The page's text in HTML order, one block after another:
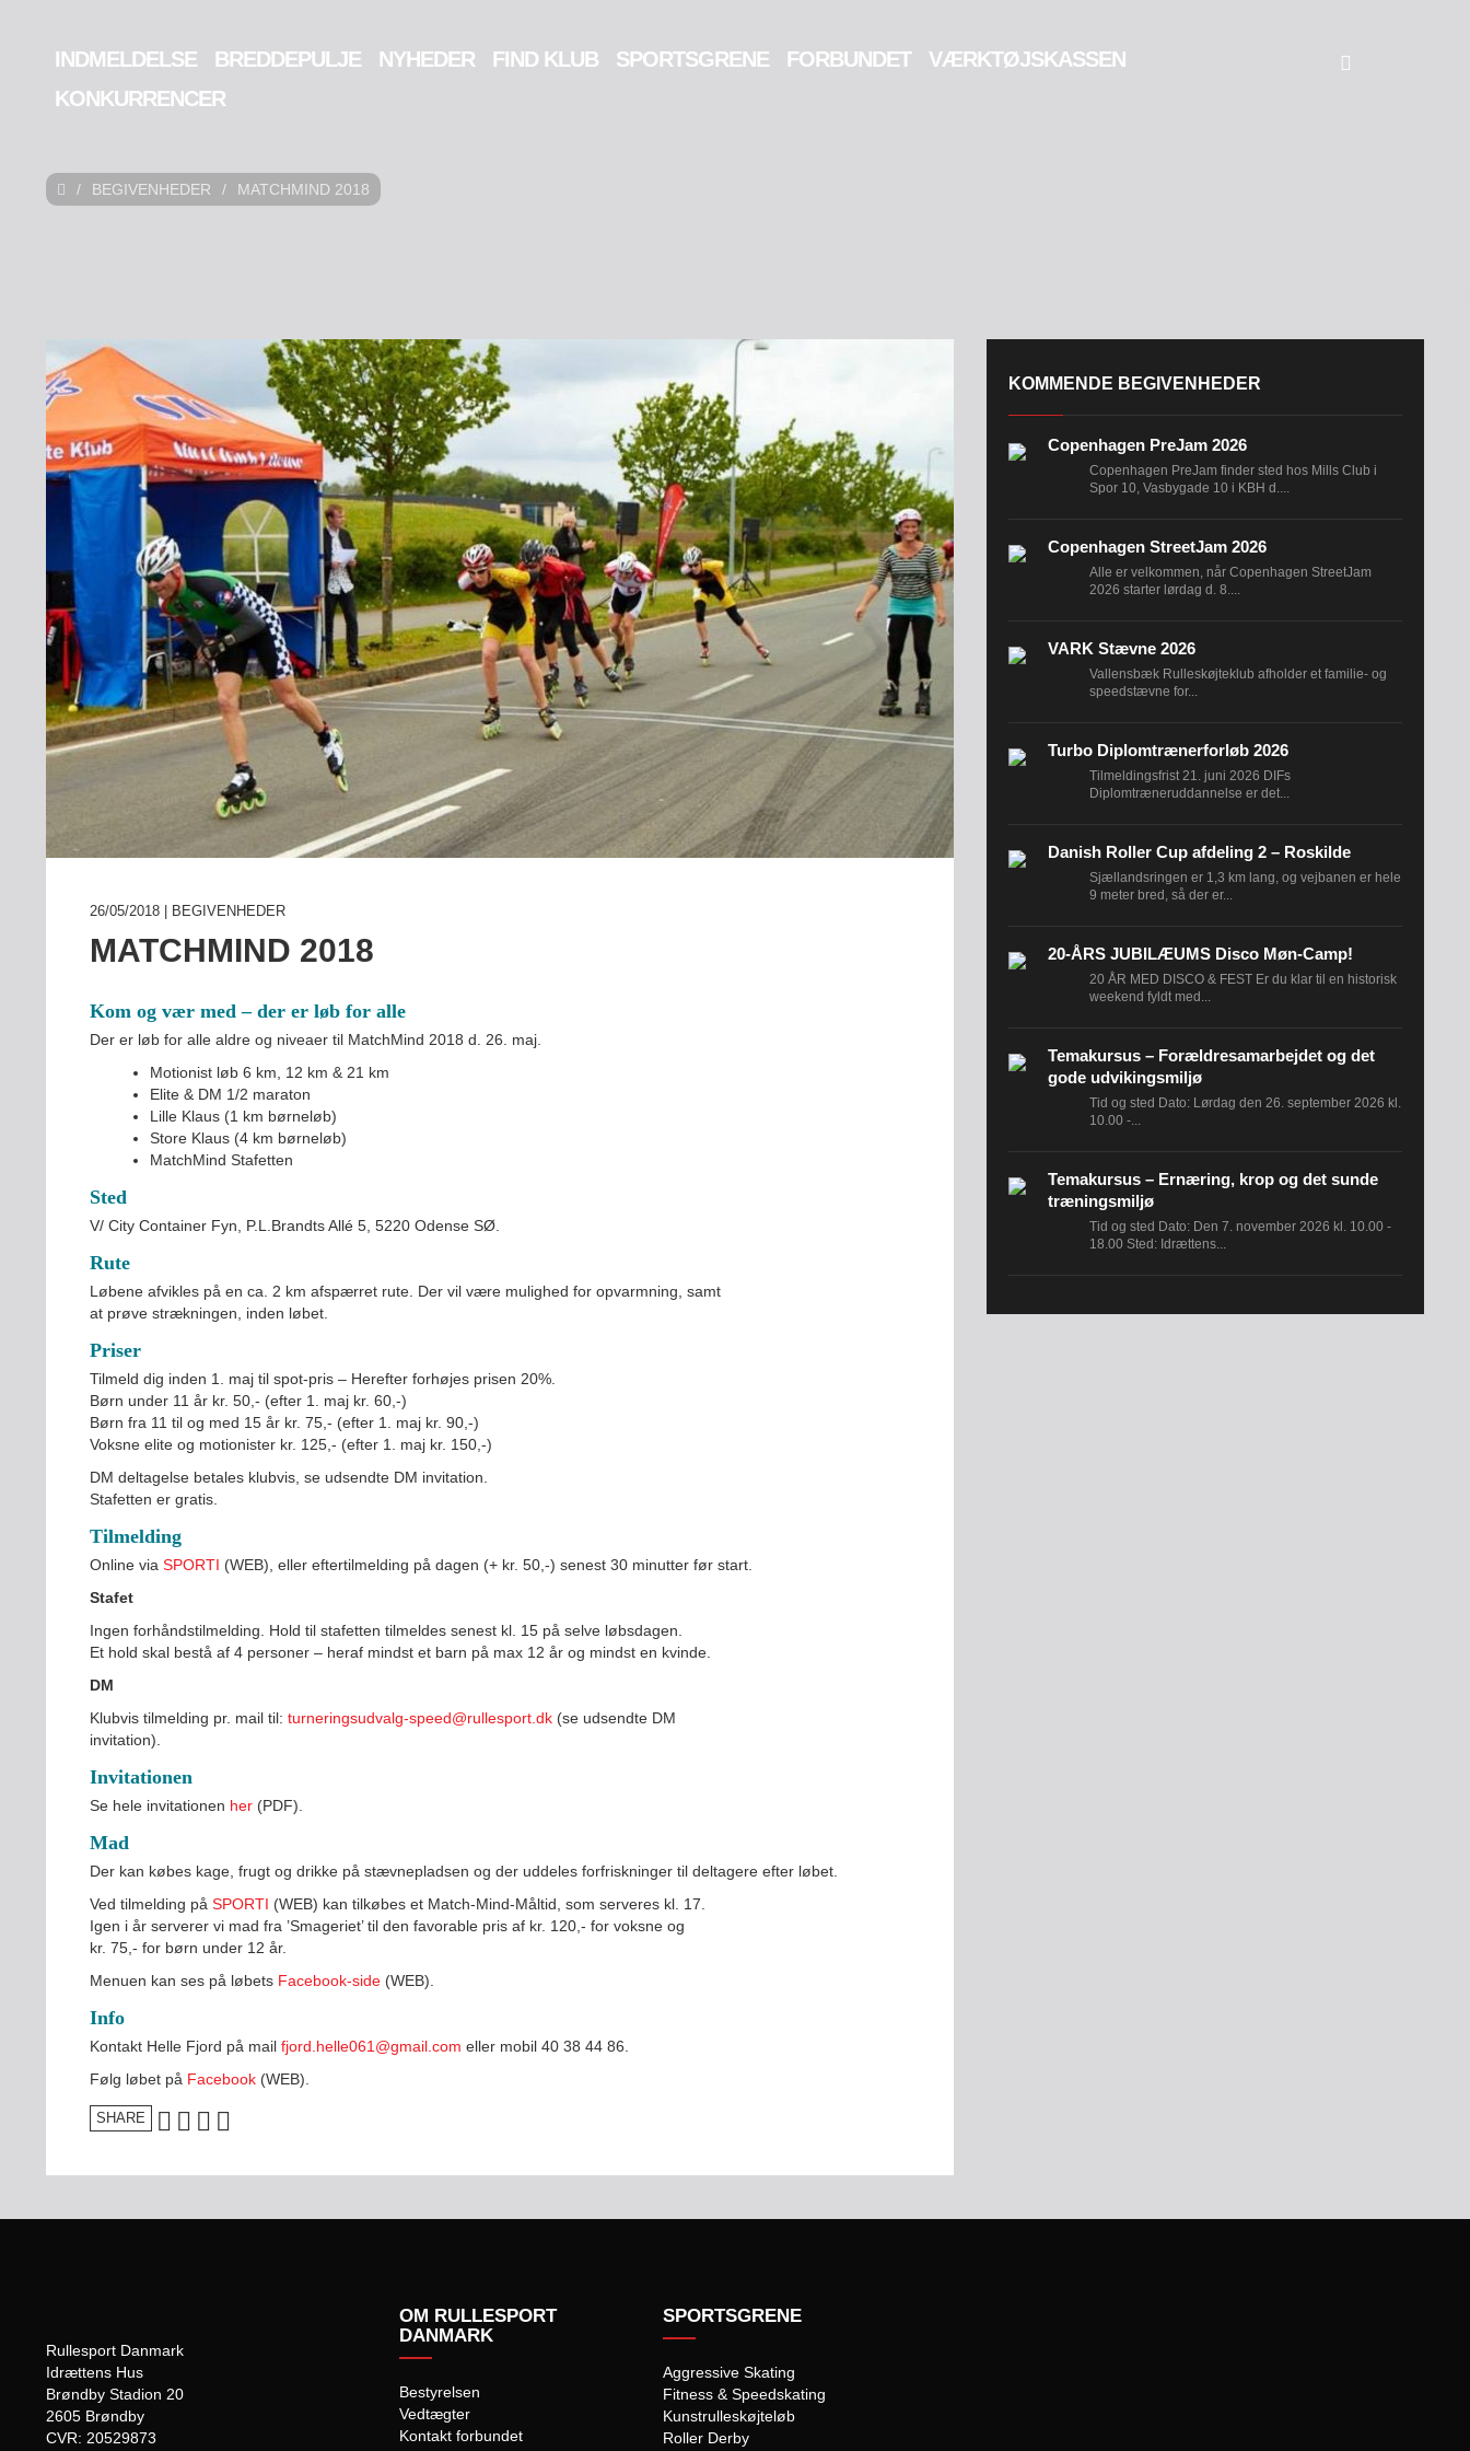
INDMELDELSE BREDDEPULJE NYHEDER FIND KLUB SPORTSGRENE FORBUNDET
VÆRKTØJSKASSEN
KONKURRENCER
/ BEGIVENHEDER / MATCHMIND 2018
BREDDEPULJE
FIND KLUB
SPORTSGRENE
KONKURRENCER
26/05/2018 | BEGIVENHEDER
MATCHMIND 2018
Kom og vær med – der er løb for alle
Der er løb for alle aldre og niveaer til MatchMind 2018 d. 26. maj.
Motionist løb 6 km, 12 km & 21 km
Elite & DM 1/2 maraton
Lille Klaus (1 km børneløb)
Store Klaus (4 km børneløb)
MatchMind Stafetten
Sted
V/ City Container Fyn, P.L.Brandts Allé 5, 5220 Odense SØ.
Rute
Løbene afvikles på en ca. 2 km afspærret rute. Der vil være mulighed for opvarmning, samt
at prøve strækningen, inden løbet.
Priser
Tilmeld dig inden 1. maj til spot-pris – Herefter forhøjes prisen 20%.
Børn under 11 år kr. 50,- (efter 1. maj kr. 60,-)
Børn fra 11 til og med 15 år kr. 75,- (efter 1. maj kr. 90,-)
Voksne elite og motionister kr. 125,- (efter 1. maj kr. 150,-)
DM deltagelse betales klubvis, se udsendte DM invitation.
Stafetten er gratis.
Tilmelding
Online via SPORTI (WEB), eller eftertilmelding på dagen (+ kr. 50,-) senest 30 minutter før start.
Stafet
Ingen forhåndstilmelding. Hold til stafetten tilmeldes senest kl. 15 på selve løbsdagen.
Et hold skal bestå af 4 personer – heraf mindst et barn på max 12 år og mindst en kvinde.
DM
Klubvis tilmelding pr. mail til: turneringsudvalg-speed@rullesport.dk (se udsendte DM
invitation).
Invitationen
Se hele invitationen her (PDF).
Mad
Der kan købes kage, frugt og drikke på stævnepladsen og der uddeles forfriskninger til deltagere efter løbet.
Ved tilmelding på SPORTI (WEB) kan tilkøbes et Match-Mind-Måltid, som serveres kl. 17.
Igen i år serverer vi mad fra ’Smageriet’ til den favorable pris af kr. 120,- for voksne og
kr. 75,- for børn under 12 år.
Menuen kan ses på løbets Facebook-side (WEB).
Info
Kontakt Helle Fjord på mail fjord.helle061@gmail.com eller mobil 40 38 44 86.
Følg løbet på Facebook (WEB).
SHARE
KOMMENDE BEGIVENHEDER
Copenhagen PreJam 2026
Copenhagen PreJam finder sted hos Mills Club i
Spor 10, Vasbygade 10 i KBH d....
Copenhagen StreetJam 2026
Alle er velkommen, når Copenhagen StreetJam
2026 starter lørdag d. 8....
VARK Stævne 2026
Vallensbæk Rulleskøjteklub afholder et familie- og
speedstævne for...
Turbo Diplomtrænerforløb 2026
Tilmeldingsfrist 21. juni 2026 DIFs
Diplomtræneruddannelse er det...
Danish Roller Cup afdeling 2 – Roskilde
Sjællandsringen er 1,3 km lang, og vejbanen er hele
9 meter bred, så der er...
20-ÅRS JUBILÆUMS Disco Møn-Camp!
20 ÅR MED DISCO & FEST Er du klar til en historisk
weekend fyldt med...
Temakursus – Forældresamarbejdet og det
gode udvikingsmiljø
Tid og sted Dato: Lørdag den 26. september 2026 kl.
10.00 -...
Temakursus – Ernæring, krop og det sunde
træningsmiljø
Tid og sted Dato: Den 7. november 2026 kl. 10.00 -
18.00 Sted: Idrættens...
Rullesport Danmark
Idrættens Hus
Brøndby Stadion 20
2605 Brøndby
CVR: 20529873
OM RULLESPORT
DANMARK
Bestyrelsen
Vedtægter
Kontakt forbundet
SPORTSGRENE
Aggressive Skating
Fitness & Speedskating
Kunstrulleskøjteløb
Roller Derby